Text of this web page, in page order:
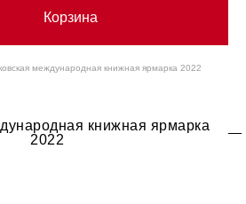
Корзина
международная книжная ярмарка 2022
книжная ярмарка
2022